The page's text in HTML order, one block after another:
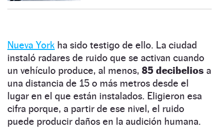
Nueva York ha sido testigo de ello. La ciudad
instaló radares de ruido que se activan cuando
un vehículo produce, al menos, 85 decibelios a
una distancia de 15 o más metros desde el
lugar en el que están instalados. Eligieron esa
cifra porque, a partir de ese nivel, el ruido
puede producir daños en la audición humana.